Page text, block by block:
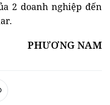
2 doanh nghiệp đến
PHƯƠNG NAM